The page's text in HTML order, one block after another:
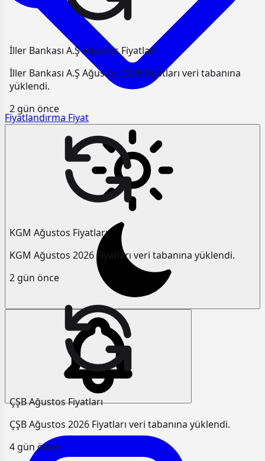
Fiyatlandırma Fiyat
İller Bankası A.Ş Ağustos Fiyatları
İller Bankası A.Ş Ağustos 2026 Fiyatları veri tabanına
yüklendi.
2 gün önce
KGM Ağustos Fiyatları
KGM Ağustos 2026 Fiyatları veri tabanına yüklendi.
2 gün önce
ÇŞB Ağustos Fiyatları
ÇŞB Ağustos 2026 Fiyatları veri tabanına yüklendi.
4 gün önce